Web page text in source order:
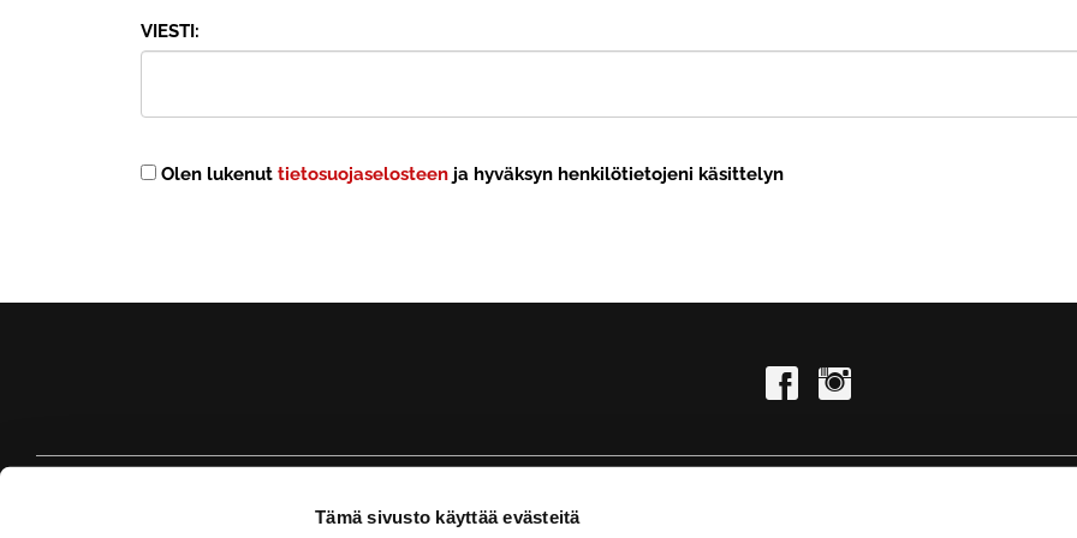
Tämä sivusto käyttää evästeitä
VIESTI:
Olen lukenut tietosuojaselosteen ja hyväksyn henkilötietojeni käsittelyn